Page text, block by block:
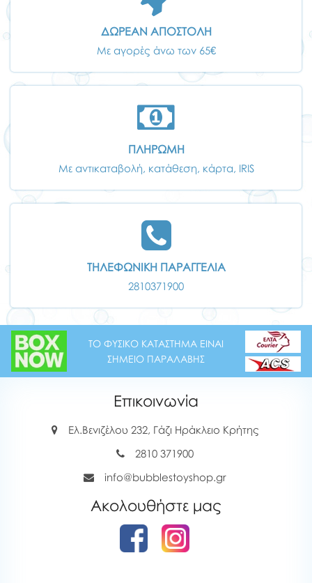
ΔΩΡΕΑΝ ΑΠΟΣΤΟΛΗ
Με αγορές άνω των 65€
ΠΛΗΡΩΜΗ
Με αντικαταβολή, κατάθεση, κάρτα, IRIS
ΤΗΛΕΦΩΝΙΚΗ ΠΑΡΑΓΓΕΛΙΑ
2810371900
ΤΟ ΦΥΣΙΚΟ ΚΑΤΑΣΤΗΜΑ ΕΙΝΑΙ
ΣΗΜΕΙΟ ΠΑΡΑΛΑΒΗΣ
Επικοινωνία
Ελ.Βενιζέλου 232, Γάζι Ηράκλειο Κρήτης
2810 371900
info@bubblestoyshop.gr
Ακολουθήστε μας